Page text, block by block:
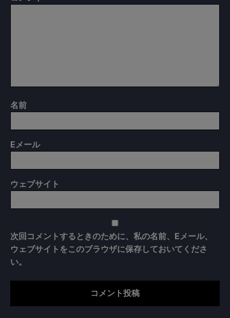
名前
Eメール
ウェブサイト
次回コメントするときのために、私の名前、Eメール、
ウェブサイトをこのブラウザに保存しておいてくださ
い。